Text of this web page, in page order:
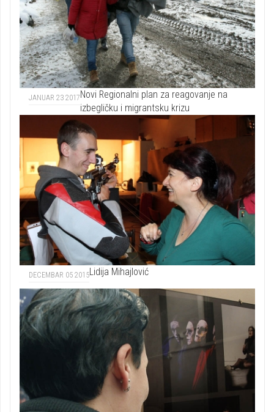
JANUAR 23 2017Novi Regionalni plan za reagovanje na
izbegličku i migrantsku krizu
DECEMBAR 05 2015Lidija Mihajlović